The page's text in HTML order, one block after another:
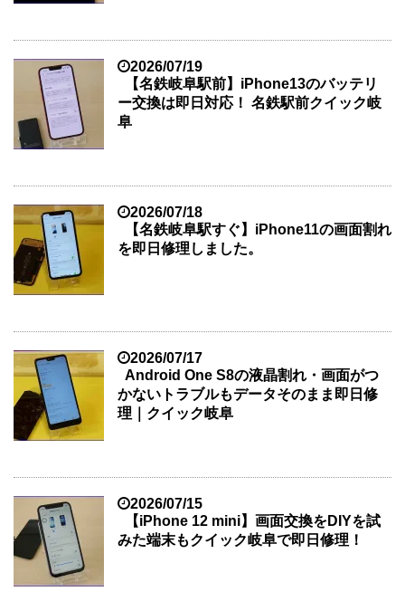
2026/07/19
【名鉄岐阜駅前】iPhone13のバッテリ
ー交換は即日対応！ 名鉄駅前クイック岐
阜
2026/07/18
【名鉄岐阜駅すぐ】iPhone11の画面割れ
を即日修理しました。
2026/07/17
Android One S8の液晶割れ・画面がつ
かないトラブルもデータそのまま即日修
理｜クイック岐阜
2026/07/15
【iPhone 12 mini】画面交換をDIYを試
みた端末もクイック岐阜で即日修理！